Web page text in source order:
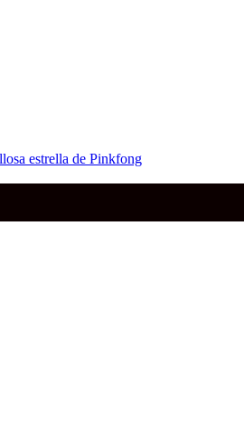
estrella de Pinkfong